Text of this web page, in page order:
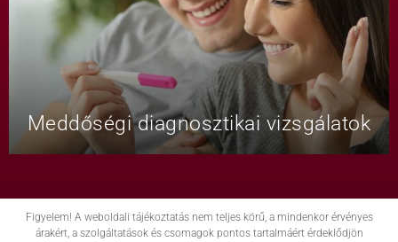
Meddőségi diagnosztikai vizsgálatok
Figyelem! A weboldali tájékoztatás nem teljes körű, a mindenkor érvényes
árakért, a szolgáltatások és csomagok pontos tartalmáért érdeklődjön